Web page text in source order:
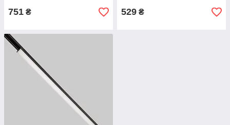
751 ₴ 529 ₴